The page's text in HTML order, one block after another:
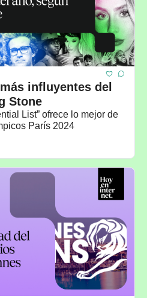
influyentes del
Stone
List” ofrece lo mejor de
París 2024